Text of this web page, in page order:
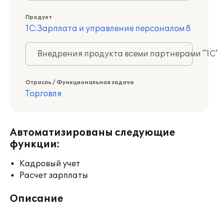
Продукт
1С:Зарплата и управление персоналом 8
Внедрения продукта всеми партнерами
Отрасль / Функциональная задача
Торговля
Автоматизированы следующие
функции:
Кадровый учет
Расчет зарплаты
Описание